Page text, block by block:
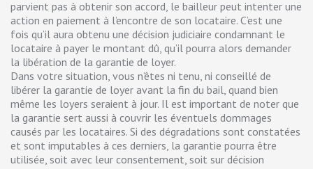
parvient pas à obtenir son accord, le bailleur peut intenter une
action en paiement à l’encontre de son locataire. C’est une
fois qu’il aura obtenu une décision judiciaire condamnant le
locataire à payer le montant dû, qu’il pourra alors demander
la libération de la garantie de loyer.
Dans votre situation, vous n’êtes ni tenu, ni conseillé de
libérer la garantie de loyer avant la fin du bail, quand bien
même les loyers seraient à jour. Il est important de noter que
la garantie sert aussi à couvrir les éventuels dommages
causés par les locataires. Si des dégradations sont constatées
et sont imputables à ces derniers, la garantie pourra être
utilisée, soit avec leur consentement, soit sur décision